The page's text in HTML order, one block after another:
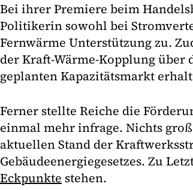
Bei ihrer Premiere beim
Politikerin sowohl bei
Fernwärme Unterstützung zu.
der Kraft-Wärme-Kopplung über
geplanten Kapazitätsmarkt
Ferner stellte Reiche die
einmal mehr infrage. Nichts
aktuellen Stand der
Gebäudeenergiegesetzes. Zu
Eckpunkte stehen.